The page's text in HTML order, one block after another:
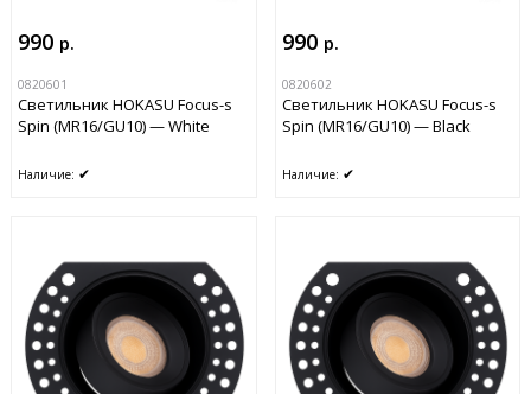
990 р.
0820601
Светильник HOKASU Focus-s
Spin (MR16/GU10) — White
Наличие: ✔
990 р.
0820602
Светильник HOKASU Focus-s
Spin (MR16/GU10) — Black
Наличие: ✔